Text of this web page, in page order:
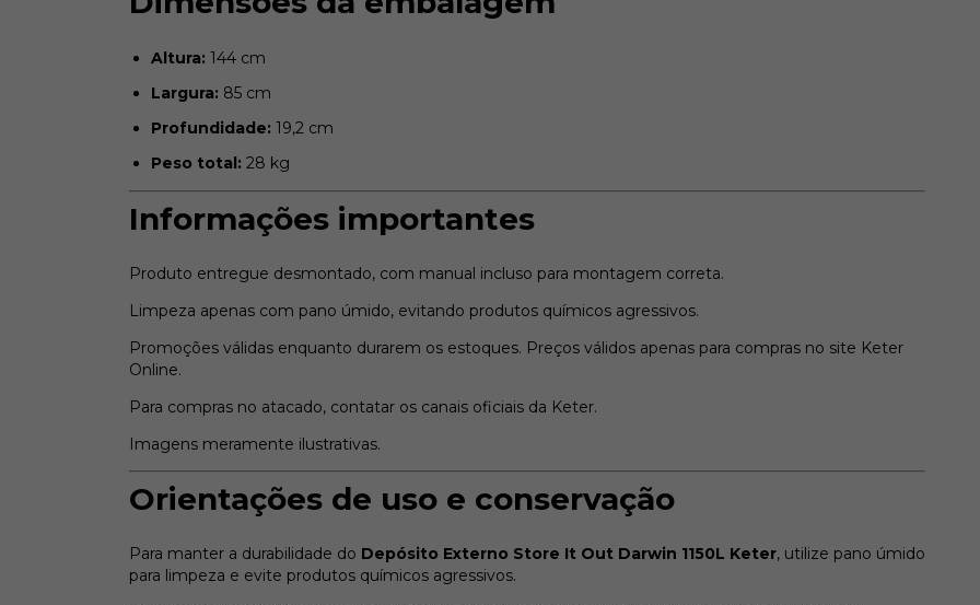
Altura: 144 cm
Largura: 85 cm
Profundidade: 19,2 cm
Peso total: 28 kg
Informações importantes
Produto entregue desmontado, com manual incluso para montagem correta.
Limpeza apenas com pano úmido, evitando produtos químicos agressivos.
Promoções válidas enquanto durarem os estoques. Preços válidos apenas para compras no site Keter
Online.
Para compras no atacado, contatar os canais oficiais da Keter.
Imagens meramente ilustrativas.
Orientações de uso e conservação
Para manter a durabilidade do Depósito Externo Store It Out Darwin 1150L Keter, utilize pano úmido
para limpeza e evite produtos químicos agressivos.